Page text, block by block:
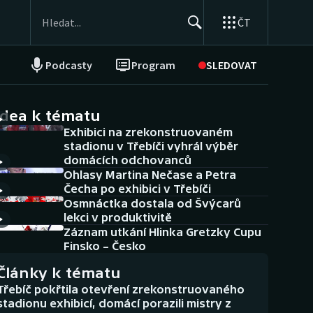
ČT
Podcasty Program SLEDOVAT
NEPŘEHLÉDNĚTE
Historické návraty
Aplikace ČT sport
AZ kvíz
k tématu
Exhibici na zrekonstruovaném
stadionu v Třebíči vyhrál výběr
domácích odchovanců
Ohlasy Martina Nečase a Petra
Čecha po exhibici v Třebíči
Osmnáctka dostala od Švýcarů
lekci v produktivitě
Záznam utkání Hlinka Gretzky Cupu
Finsko – Česko
k tématu
pokřtila otevření zrekonstruovaného
exhibicí, domácí porazili mistry z